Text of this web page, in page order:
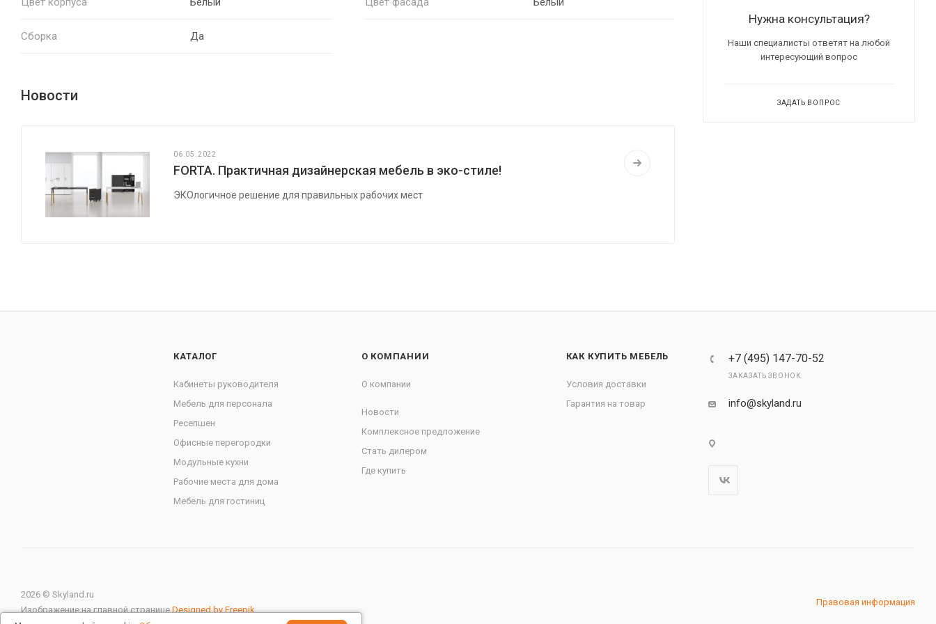
Сборка Да
Новости
06.05.2022
FORTA. Практичная дизайнерская мебель в эко-стиле!
ЭКОлогичное решение для правильных рабочих мест
Нужна консультация?
Наши специалисты ответят на любой
интересующий вопрос
ЗАДАТЬ ВОПРОС
КАТАЛОГ
Кабинеты руководителя
Мебель для персонала
Ресепшен
Офисные перегородки
Модульные кухни
Рабочие места для дома
Мебель для гостиниц
О КОМПАНИИ
О компании
Новости
Комплексное предложение
Стать дилером
Где купить
КАК КУПИТЬ МЕБЕЛЬ
Условия доставки
Гарантия на товар
+7 (495) 147-70-52
ЗАКАЗАТЬ ЗВОНОК
info@skyland.ru
2026 © Skyland.ru
Изображение на главной страницеDesigned by Freepik
Правовая информация